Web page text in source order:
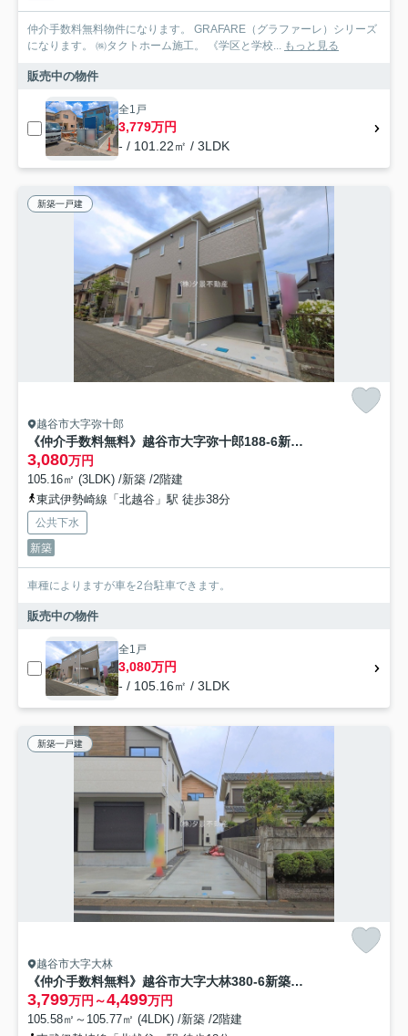
仲介手数料無料物件になります。 GRAFARE（グラファーレ）シリーズ
になります。 ㈱タクトホーム施工。 《学区と学校... もっと見る
販売中の物件
全1戸
3,779万円
- / 101.22㎡ / 3LDK
新築一戸建
越谷市大字弥十郎
《仲介手数料無料》越谷市大字弥十郎188-6新築一戸建てリーブルガーデン
3,080万円
105.16㎡ (3LDK) /新築 /2階建
東武伊勢崎線「北越谷」駅 徒歩38分
公共下水
新築
車種によりますが車を2台駐車できます。
販売中の物件
全1戸
3,080万円
- / 105.16㎡ / 3LDK
新築一戸建
越谷市大字大林
《仲介手数料無料》越谷市大字大林380-6新築一戸建てケイアイグレイス
3,799万円～4,499万円
105.58㎡～105.77㎡ (4LDK) /新築 /2階建